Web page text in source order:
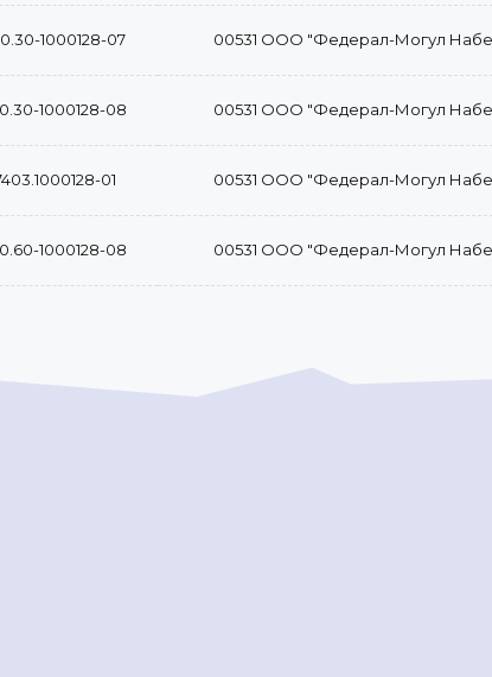
1000128-07 00531 ООО "Федерал-Могул
1000128-08 00531 ООО "Федерал-Могул
01 00531 ООО "Федерал-Могул
1000128-08 00531 ООО "Федерал-Могул